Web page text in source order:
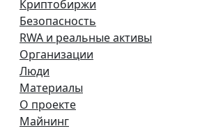
Криптобиржи
Безопасность
RWA и реальные активы
Организации
Люди
Материалы
О проекте
Майнинг